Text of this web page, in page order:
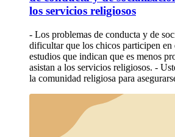
los servicios religiosos
- Los problemas de conducta y de
dificultar que los chicos participen
estudios que indican que es menos
asistan a los servicios religiosos. -
la comunidad religiosa para